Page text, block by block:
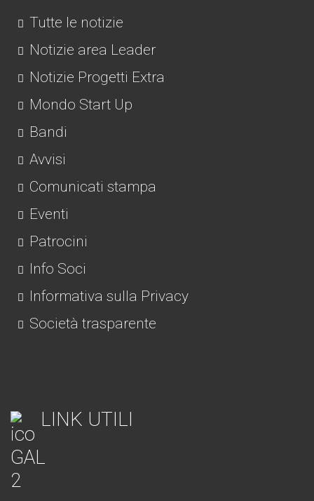
Tutte le notizie
Notizie area Leader
Notizie Progetti Extra
Mondo Start Up
Bandi
Avvisi
Comunicati stampa
Eventi
Patrocini
Info Soci
Informativa sulla Privacy
Società trasparente
LINK UTILI